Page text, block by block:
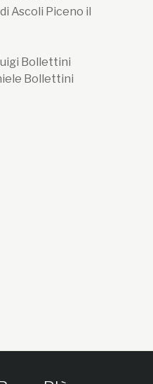
Ascoli Piceno il
Bollettini
Bollettini